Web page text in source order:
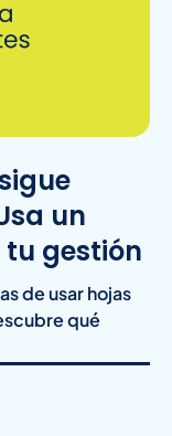
un
gestión
de usar hojas
qué